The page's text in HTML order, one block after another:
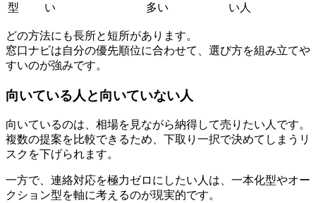
型
い
多い
い人
どの方法にも長所と短所があります。
窓口ナビは自分の優先順位に合わせて、選び方を組み立てや
すいのが強みです。
向いている人と向いていない人
向いているのは、相場を見ながら納得して売りたい人です。
複数の提案を比較できるため、下取り一択で決めてしまうリ
スクを下げられます。
一方で、連絡対応を極力ゼロにしたい人は、一本化型やオー
クション型を軸に考えるのが現実的です。